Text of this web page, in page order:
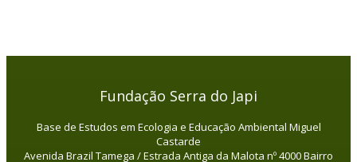
Fundação Serra do Japi
Base de Estudos em Ecologia e Educação Ambiental Miguel
Castarde
Avenida Brazil Tamega / Estrada Antiga da Malota nº 4000 Bairro